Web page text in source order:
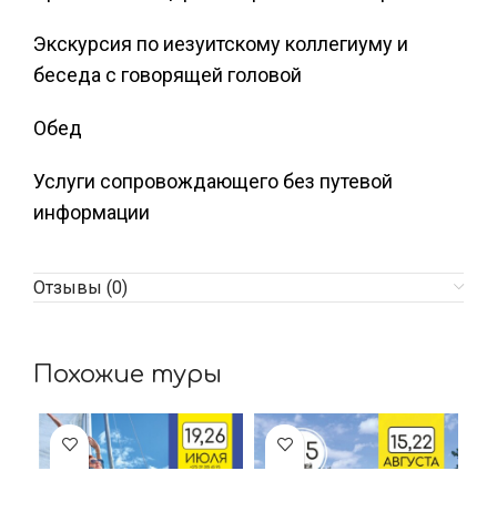
Экскурсия по иезуитскому коллегиуму и
беседа с говорящей головой
Обед
Услуги сопровождающего без путевой
информации
Отзывы (0)
Похожие туры